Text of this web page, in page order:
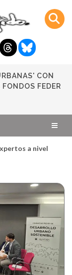
CON
FEDER
a nivel